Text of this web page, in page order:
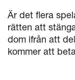
Är det flera
rätten att
dom ifrån att
kommer att